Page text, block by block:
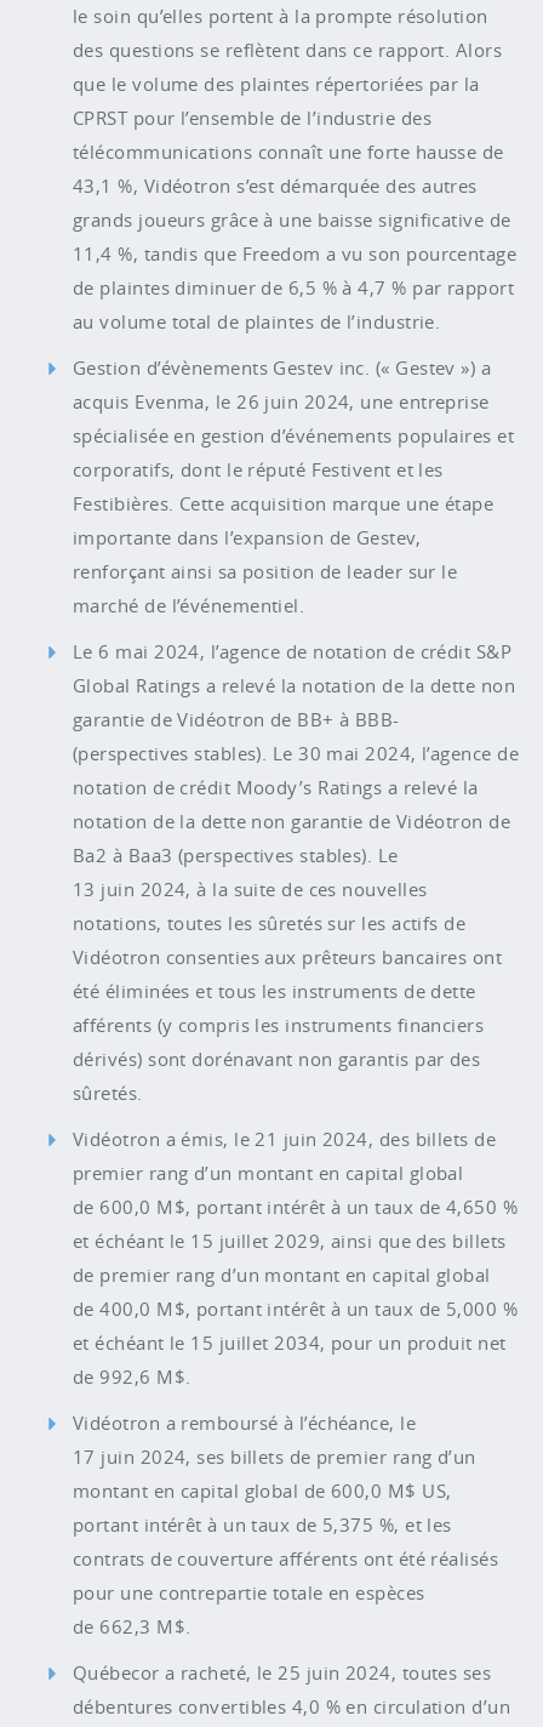
le soin qu’elles portent à la prompte résolution
des questions se reflètent dans ce rapport. Alors
que le volume des plaintes répertoriées par la
CPRST pour l’ensemble de l’industrie des
télécommunications connaît une forte hausse de
43,1 %, Vidéotron s’est démarquée des autres
grands joueurs grâce à une baisse significative de
11,4 %, tandis que Freedom a vu son pourcentage
de plaintes diminuer de 6,5 % à 4,7 % par rapport
au volume total de plaintes de l’industrie.
Gestion d’évènements Gestev inc. (« Gestev ») a
acquis Evenma, le 26 juin 2024, une entreprise
spécialisée en gestion d’événements populaires et
corporatifs, dont le réputé Festivent et les
Festibières. Cette acquisition marque une étape
importante dans l’expansion de Gestev,
renforçant ainsi sa position de leader sur le
marché de l’événementiel.
Le 6 mai 2024, l’agence de notation de crédit S&P
Global Ratings a relevé la notation de la dette non
garantie de Vidéotron de BB+ à BBB-
(perspectives stables). Le 30 mai 2024, l’agence de
notation de crédit Moody’s Ratings a relevé la
notation de la dette non garantie de Vidéotron de
Ba2 à Baa3 (perspectives stables). Le
13 juin 2024, à la suite de ces nouvelles
notations, toutes les sûretés sur les actifs de
Vidéotron consenties aux prêteurs bancaires ont
été éliminées et tous les instruments de dette
afférents (y compris les instruments financiers
dérivés) sont dorénavant non garantis par des
sûretés.
Vidéotron a émis, le 21 juin 2024, des billets de
premier rang d’un montant en capital global
de 600,0 M$, portant intérêt à un taux de 4,650 %
et échéant le 15 juillet 2029, ainsi que des billets
de premier rang d’un montant en capital global
de 400,0 M$, portant intérêt à un taux de 5,000 %
et échéant le 15 juillet 2034, pour un produit net
de 992,6 M$.
Vidéotron a remboursé à l’échéance, le
17 juin 2024, ses billets de premier rang d’un
montant en capital global de 600,0 M$ US,
portant intérêt à un taux de 5,375 %, et les
contrats de couverture afférents ont été réalisés
pour une contrepartie totale en espèces
de 662,3 M$.
Québecor a racheté, le 25 juin 2024, toutes ses
débentures convertibles 4,0 % en circulation d’un